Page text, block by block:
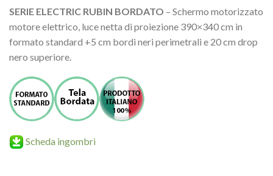
SERIE ELECTRIC RUBIN BORDATO – Schermo motorizzato
motore elettrico, luce netta di proiezione 390×340 cm in
formato standard +5 cm bordi neri perimetrali e 20 cm drop
nero superiore.
Scheda ingombri